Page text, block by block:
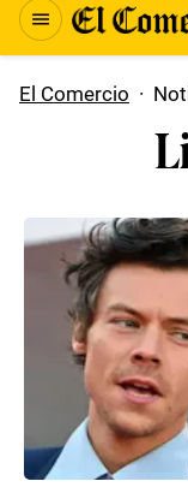
El Comercio ·